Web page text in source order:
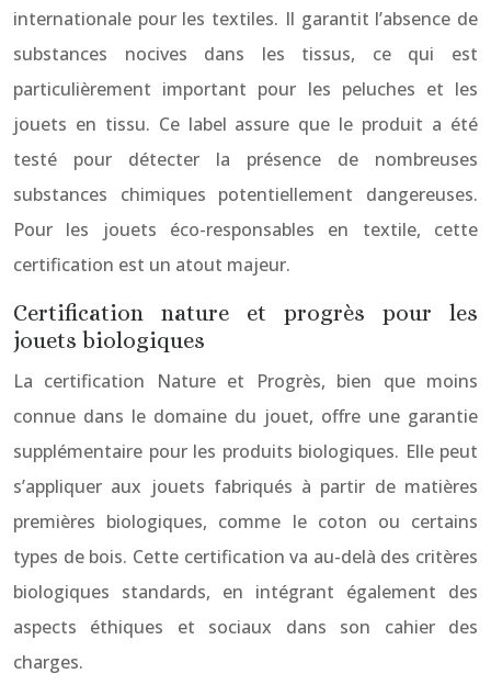
internationale pour les textiles. Il garantit l’absence de
substances nocives dans les tissus, ce qui est
particulièrement important pour les peluches et les
jouets en tissu. Ce label assure que le produit a été
testé pour détecter la présence de nombreuses
substances chimiques potentiellement dangereuses.
Pour les jouets éco-responsables en textile, cette
certification est un atout majeur.
Certification nature et progrès pour les
jouets biologiques
La certification Nature et Progrès, bien que moins
connue dans le domaine du jouet, offre une garantie
supplémentaire pour les produits biologiques. Elle peut
s’appliquer aux jouets fabriqués à partir de matières
premières biologiques, comme le coton ou certains
types de bois. Cette certification va au-delà des critères
biologiques standards, en intégrant également des
aspects éthiques et sociaux dans son cahier des
charges.